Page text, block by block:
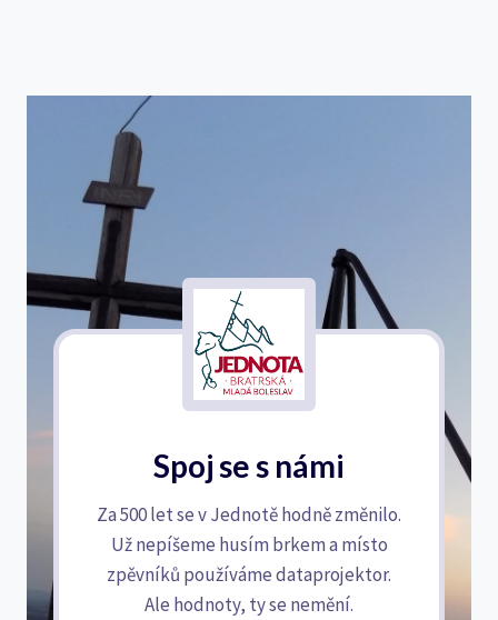
Spoj se s námi
Za 500 let se v Jednotě hodně změnilo.
Už nepíšeme husím brkem a místo
zpěvníků používáme dataprojektor.
Ale hodnoty, ty se nemění.